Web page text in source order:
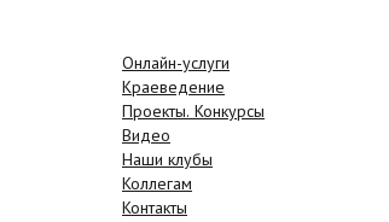
Онлайн-услуги
Краеведение
Проекты. Конкурсы
Видео
Наши клубы
Коллегам
Контакты